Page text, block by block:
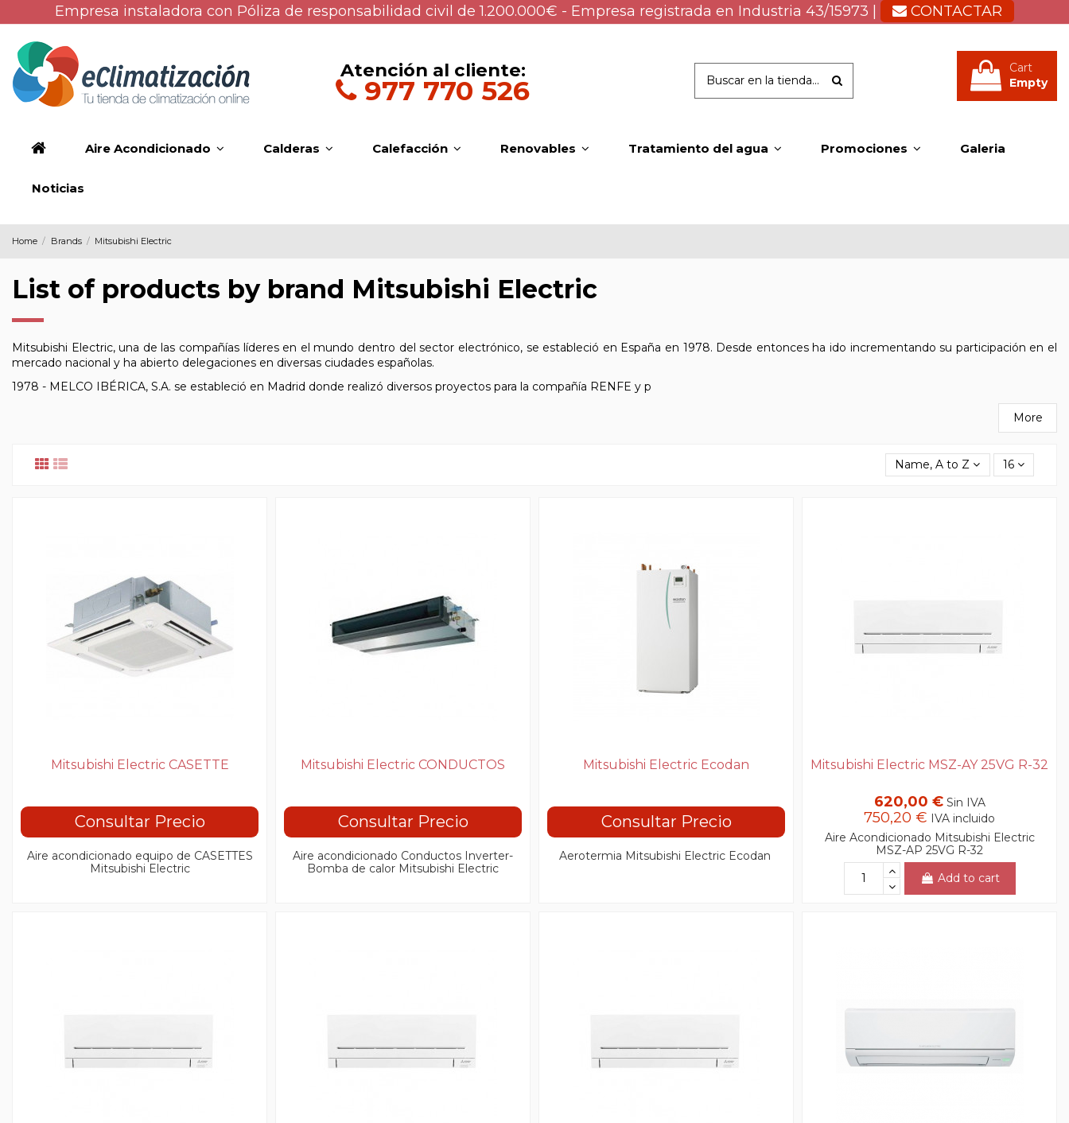
Empresa instaladora con Póliza de responsabilidad civil de 1.200.000€ - Empresa registrada en Industria 43/15973 | CONTACTAR
Atención al cliente:
977 770 526
Cart
Empty
Aire Acondicionado Calderas Calefacción Renovables Tratamiento del agua Promociones Galeria
Noticias
Home Brands Mitsubishi Electric
List of products by brand Mitsubishi Electric
Mitsubishi Electric, una de las compañías líderes en el mundo dentro del sector electrónico, se estableció en España en 1978. Desde entonces ha ido incrementando su participación en el
mercado nacional y ha abierto delegaciones en diversas ciudades españolas.
1978 - MELCO IBÉRICA, S.A. se estableció en Madrid donde realizó diversos proyectos para la compañía RENFE y p
More
Name, A to Z 16
Mitsubishi Electric CASETTE
Consultar Precio
Aire acondicionado equipo de CASETTES
Mitsubishi Electric
Mitsubishi Electric CONDUCTOS
Consultar Precio
Aire acondicionado Conductos Inverter-
Bomba de calor Mitsubishi Electric
Mitsubishi Electric Ecodan
Consultar Precio
Aerotermia Mitsubishi Electric Ecodan
Mitsubishi Electric MSZ-AY 25VG R-32
620,00 € Sin IVA
750,20 € IVA incluido
Aire Acondicionado Mitsubishi Electric
MSZ-AP 25VG R-32
Add to cart